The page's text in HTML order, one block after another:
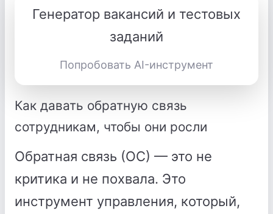
Генератор вакансий и тестовых
заданий
Попробовать AI-инструмент
Как давать обратную связь
сотрудникам, чтобы они росли
Обратная связь (ОС) — это не
критика и не похвала. Это
инструмент управления, который,